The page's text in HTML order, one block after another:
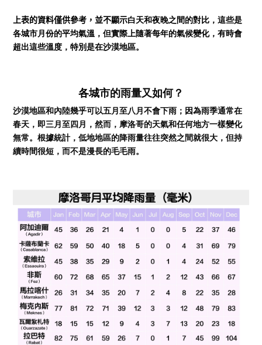
上表的資料僅供參考，並不顯示白天和夜晚之間的對比，這些是
各城市月份的平均氣溫，但實際上隨著每年的氣候變化，有時會
超出這些溫度，特別是在沙漠地區。
各城市的雨量又如何？
沙漠地區和內陸幾乎可以五月至八月不會下雨；因為雨季通常在
春天，即三月至四月，然而，摩洛哥的天氣和任何地方一樣變化
無常。根據統計，低地地區的降雨量往往突然之間就很大，但持
續時間很短，而不是漫長的毛毛雨。